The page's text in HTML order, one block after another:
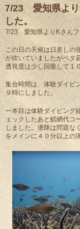
ス
キ
ッ
プ
7/23 愛知県より
した。
7/23 愛知県よりKさんフ
この日の天候は日差しの
が吹いていましたがベタ
透視度は少し回復して１
集合時間は、体験ダイビ
９時にしました。
一本目は体験ダイビング
ェックしたあと鯖網代コ
しました。潜降は問題な
をメインに４０分以上の